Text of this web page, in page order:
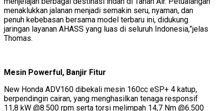
menaklukkan jalanan menjadi semakin seru, nyaman, dan
penuh kebebasan bersama model terbaru ini, didukung
jaringan layanan AHASS yang luas di seluruh Indonesia,”jelas
Thomas.
Mesin Powerful, Banjir Fitur
New Honda ADV160 dibekali mesin 160cc eSP+ 4 katup,
berpendingin cairan, yang menghasilkan tenaga responsif
11,8 kW @8.500 rpm serta torsi melimpah 14,7 Nm @6.500